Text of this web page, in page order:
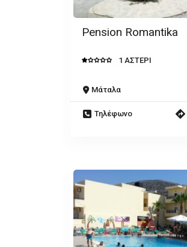
Pension Romantika
1 ΑΣΤΕΡΙ
Μάταλα
Τηλέφωνο